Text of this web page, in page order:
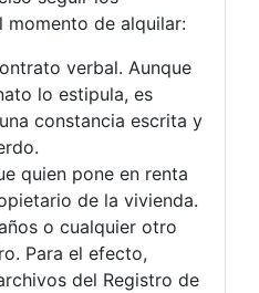
momento de alquilar:
verbal. Aunque
lo estipula, es
constancia escrita y
quien pone en renta
de la vivienda.
o cualquier otro
Para el efecto,
del Registro de